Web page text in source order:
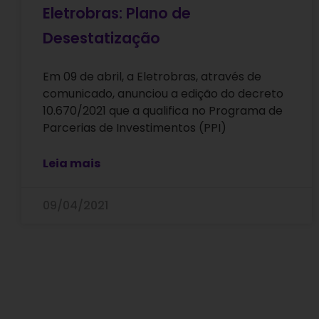
Eletrobras: Plano de
Desestatização
Em 09 de abril, a Eletrobras, através de
comunicado, anunciou a edição do decreto
10.670/2021 que a qualifica no Programa de
Parcerias de Investimentos (PPI)
Leia mais